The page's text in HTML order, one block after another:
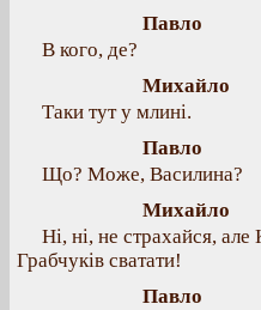
Павло
В кого, де?
Михайло
Таки тут у млині.
Павло
Що? Може, Василина?
Михайло
Ні, ні, не страхайся,
Грабчуків сватати!
Павло